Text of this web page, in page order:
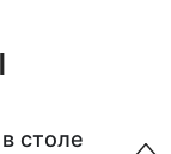
столе